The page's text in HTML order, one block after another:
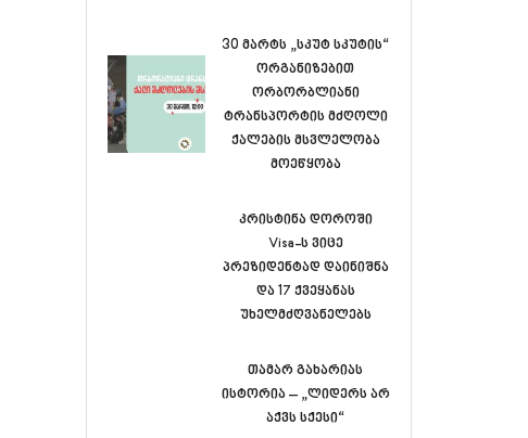
30 მარტს „სკუტ სკუტის“
ორგანიზებით
ორბორბლიანი
ტრანსპორტის მძღოლი
ქალების მსვლელობა
მოეწყობა
კრისტინა დოროში
Visa-ს ვიცე
პრეზიდენტად დაინიშნა
და 17 ქვეყანას
უხელმძღვანელებს
თამარ გახარიას
ისტორია – „ლიდერს არ
აქვს სქესი“